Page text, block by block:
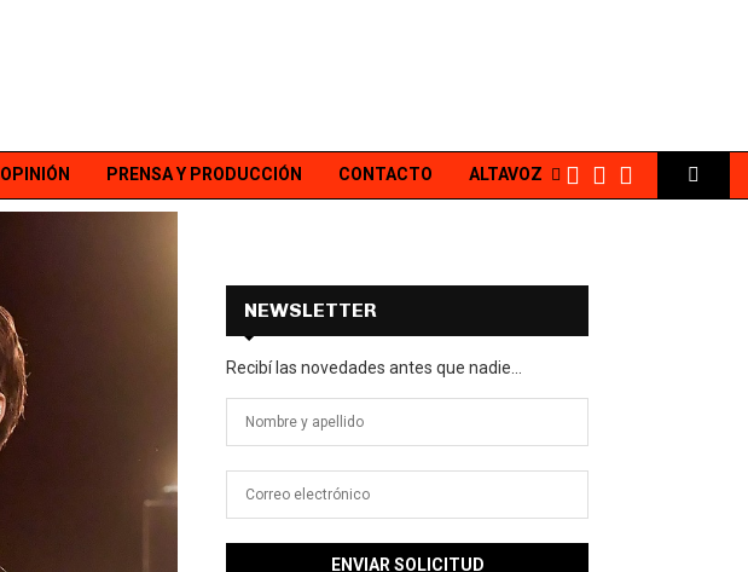
OPINIÓN PRENSA Y PRODUCCIÓN CONTACTO ALTAVOZ
NEWSLETTER
Recibí las novedades antes que nadie...